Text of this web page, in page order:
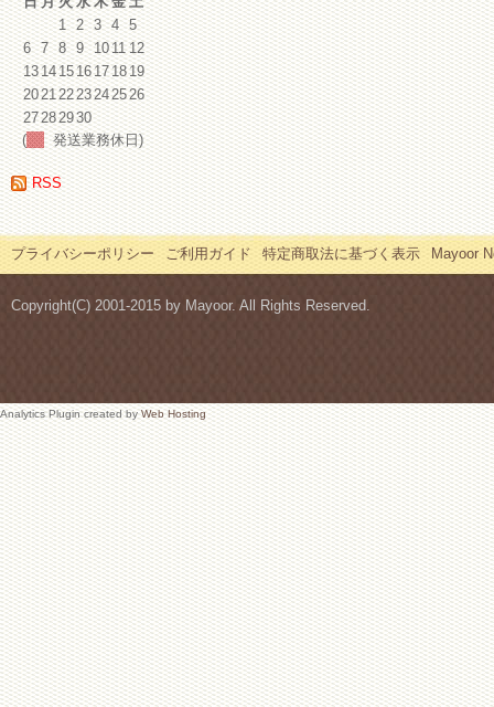
1 2 3 4 5
6 7 8 9 1011 12
13141516171819
20212223242526
27282930
(
発送業務休日)
RSS
プライバシーポリシー ご利用ガイド 特定商取法に基づく表示 Mayoor
Copyright(C) 2001-2015 by Mayoor. All Rights Reserved.
Analytics Plugin created byWeb Hosting